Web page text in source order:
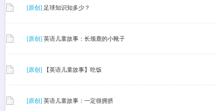
[原创] 足球知识知多少？
[原创] 英语儿童故事：长颈鹿的小靴子
[原创] 【英语儿童故事】吃饭
[原创] 英语儿童故事：一定很拥挤